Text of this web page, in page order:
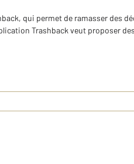
qui permet de ramasser des
Trashback veut proposer